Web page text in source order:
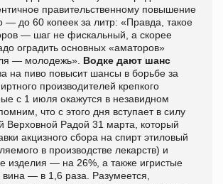
правительственному повышение
— до 60 копеек за литр: «Правда, такое
— шаг не фискальный, а скорее
оградить основных «аматоров»
— молодежь». Водке дают шанс
на пиво повысит шансы в борьбе за
производителей крепкого
с 1 июля окажутся в незавидном
что с этого дня вступает в силу
Верховной Радой 31 марта, который
акцизного сбора на спирт этиловый
в производстве лекарств) и
изделия — на 26%, а также игристые
вина — в 1,6 раза. Разумеется,